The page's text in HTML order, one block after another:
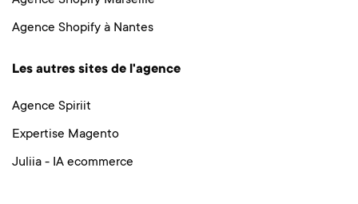
Agence Shopify à Nantes
Les autres sites de l'agence
Agence Spiriit
Expertise Magento
Juliia - IA ecommerce